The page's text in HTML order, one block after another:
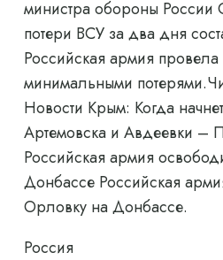
министра обороны России
потери ВСУ за два дня
Российская армия
минимальными
Новости Крым: Когда
Артемовска и Авдеевки –
Российская армия
Донбассе Российская
Орловку на Донбассе.
Россия